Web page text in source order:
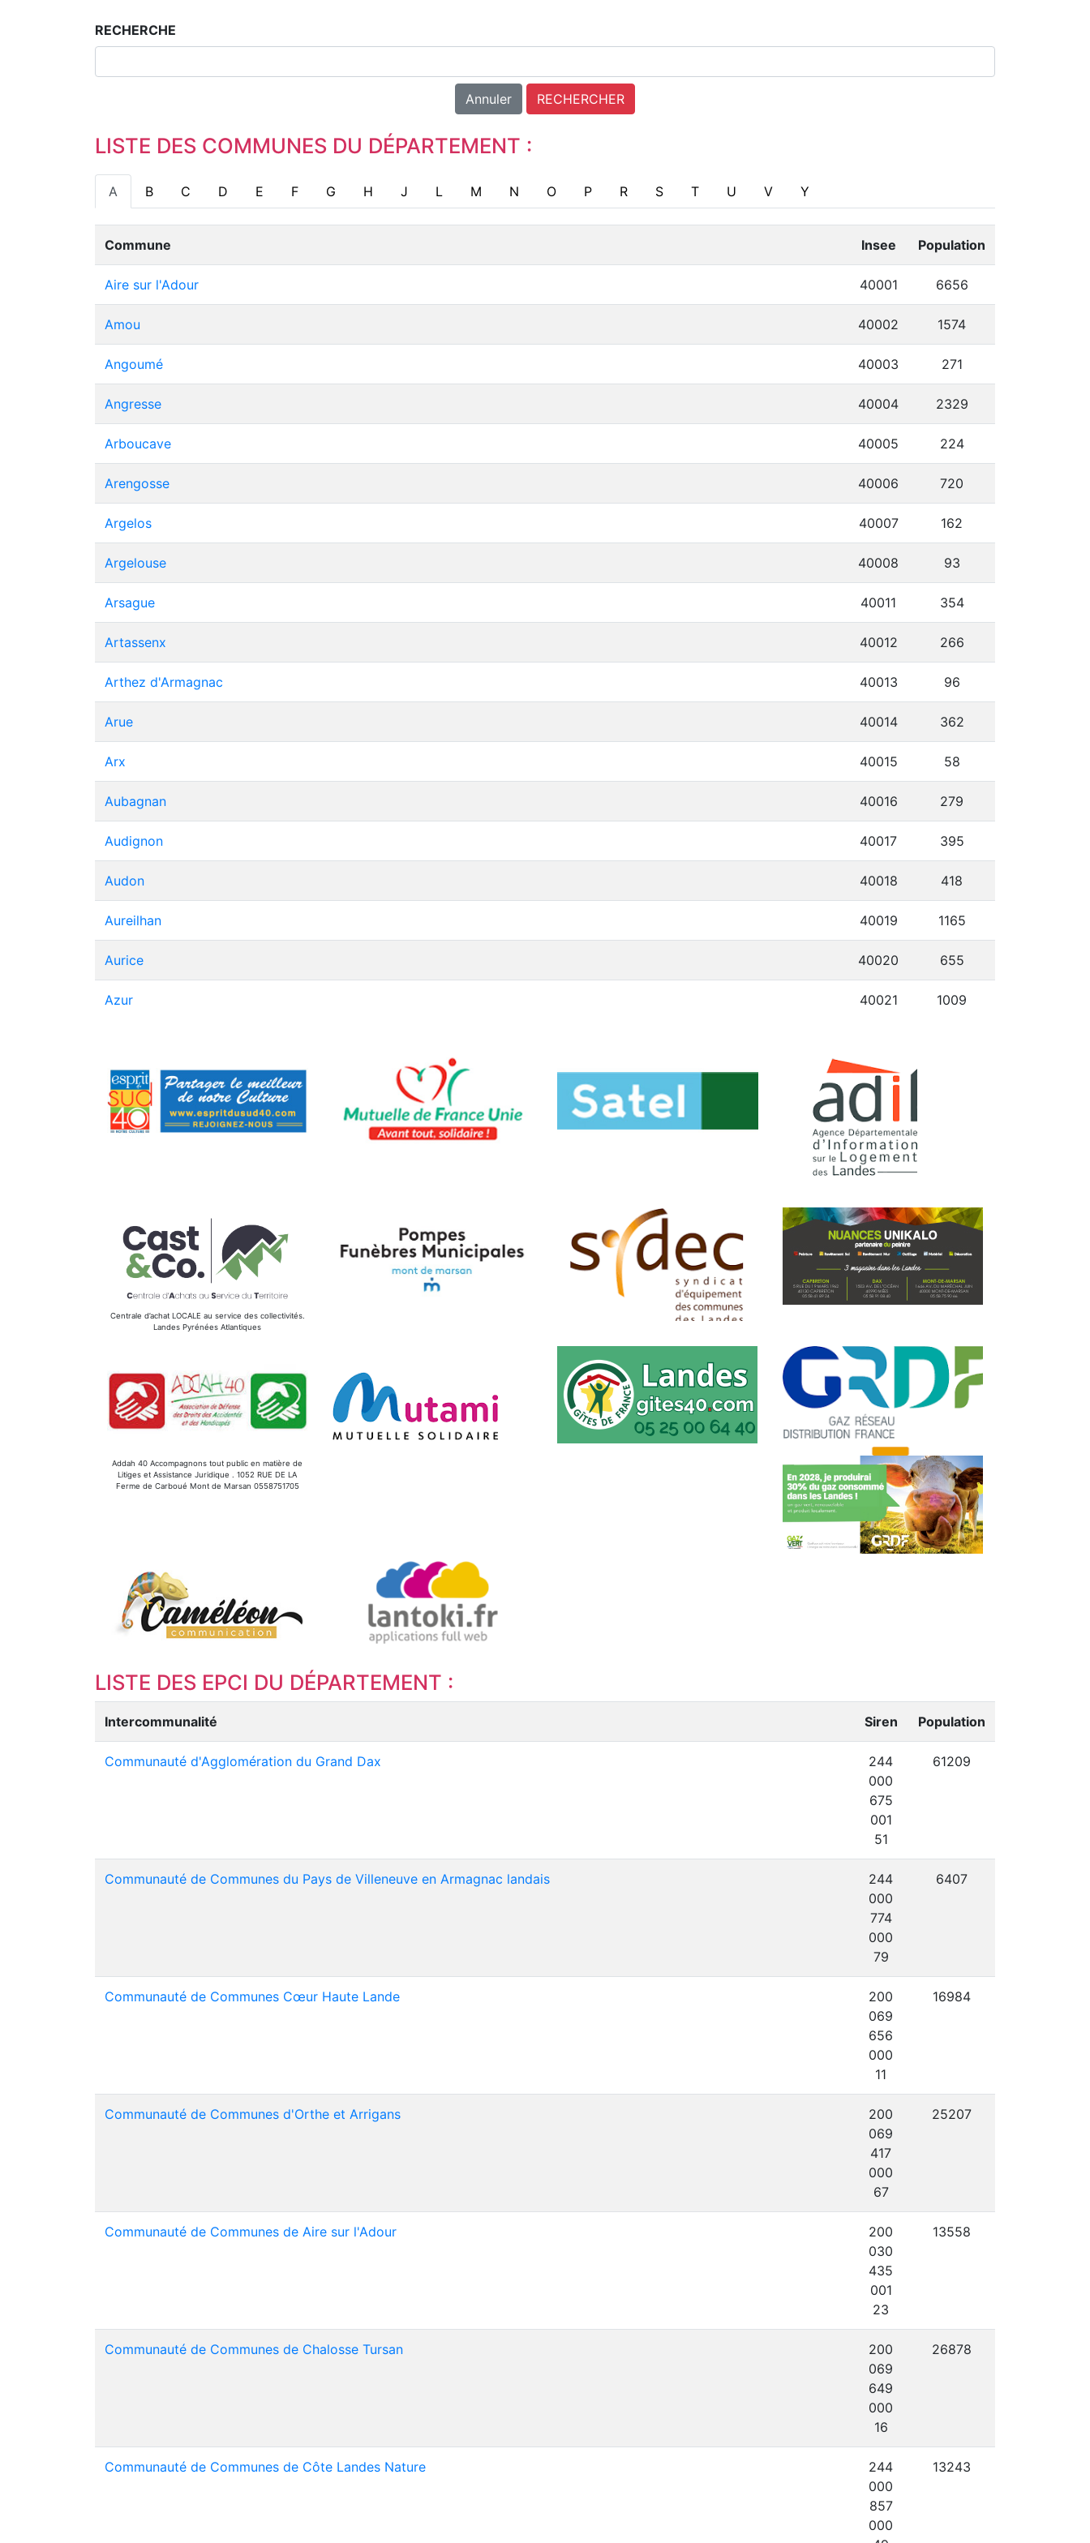
RECHERCHE
Annuler RECHERCHER
LISTE DES COMMUNES DU DÉPARTEMENT :
A B C D E F G H J L M N O P R S T U V Y
Commune Insee Population
Aire sur l'Adour 40001 6656
Amou 40002 1574
Angoumé 40003 271
Angresse 40004 2329
Arboucave 40005 224
Arengosse 40006 720
Argelos 40007 162
Argelouse 40008 93
Arsague 40011 354
Artassenx 40012 266
Arthez d'Armagnac 40013 96
Arue 40014 362
Arx 40015 58
Aubagnan 40016 279
Audignon 40017 395
Audon 40018 418
Aureilhan 40019 1165
Aurice 40020 655
Azur 40021 1009
Centrale d’achat LOCALE au service des collectivités.
Landes Pyrénées Atlantiques
Addah 40 Accompagnons tout public en matière de
Litiges et Assistance Juridique . 1052 RUE DE LA
Ferme de Carboué Mont de Marsan 0558751705
LISTE DES EPCI DU DÉPARTEMENT :
Intercommunalité Siren Population
Communauté d'Agglomération du Grand Dax
244
000
675
001
51
61209
Communauté de Communes du Pays de Villeneuve en Armagnac landais
244
000
774
000
79
6407
Communauté de Communes Cœur Haute Lande
200
069
656
000
11
16984
Communauté de Communes d'Orthe et Arrigans
200
069
417
000
67
25207
Communauté de Communes de Aire sur l'Adour
200
030
435
001
23
13558
Communauté de Communes de Chalosse Tursan
200
069
649
000
16
26878
Communauté de Communes de Côte Landes Nature
244
000
857
000
13243